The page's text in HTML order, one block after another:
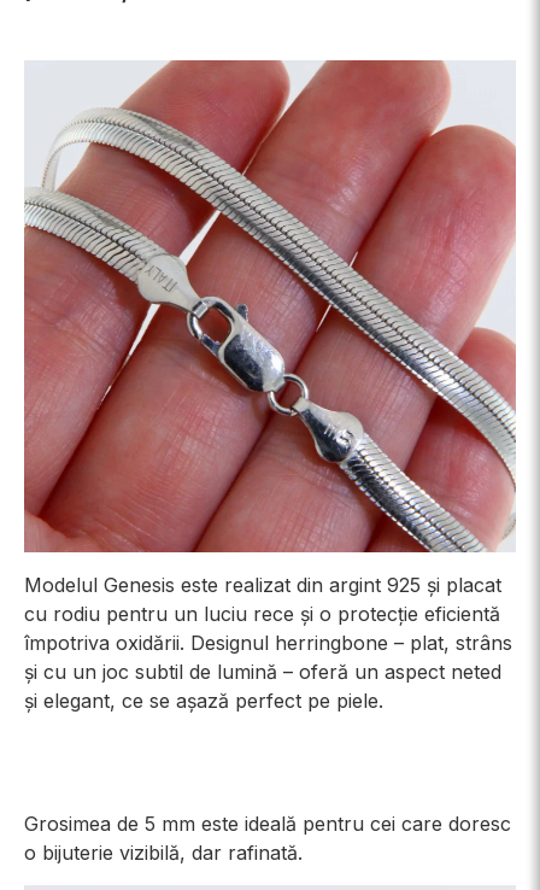
Modelul Genesis este realizat din argint 925 și placat
cu rodiu pentru un luciu rece și o protecție eficientă
împotriva oxidării. Designul herringbone – plat, strâns
și cu un joc subtil de lumină – oferă un aspect neted
și elegant, ce se așază perfect pe piele.
Grosimea de 5 mm este ideală pentru cei care doresc
o bijuterie vizibilă, dar rafinată.